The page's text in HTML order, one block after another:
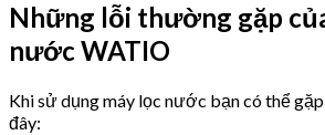
Những lỗi thường gặp
nước WATIO
Khi sử dụng máy lọc nước bạn có thể
đây: